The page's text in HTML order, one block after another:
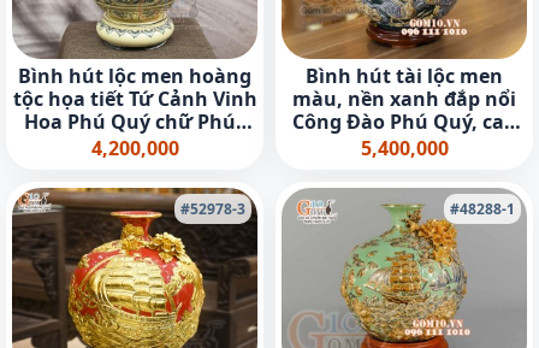
Bình hút lộc men hoàng
tộc họa tiết Tứ Cảnh Vinh
Hoa Phú Quý chữ Phúc
vẽ vàng 24k, cao 36cm (cả
4,200,000
Bình hút tài lộc men
màu, nền xanh đắp nổi
Công Đào Phú Quý, cao
38cm
5,400,000
#52978-3 #48288-1